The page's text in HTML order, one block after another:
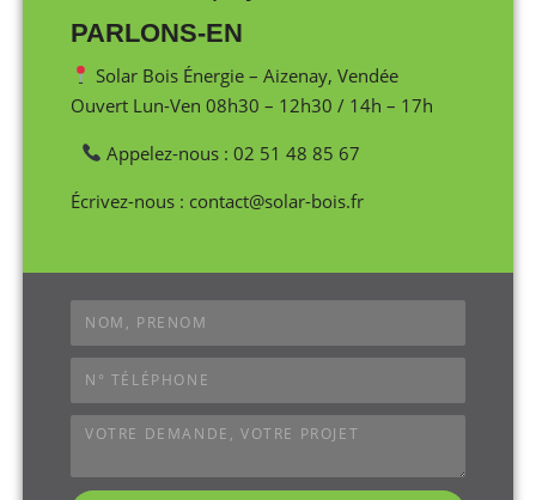
PARLONS-EN
Solar Bois Énergie – Aizenay, Vendée
Ouvert Lun-Ven 08h30 – 12h30 / 14h – 17h
Appelez-nous : 02 51 48 85 67
Écrivez-nous : contact@solar-bois.fr